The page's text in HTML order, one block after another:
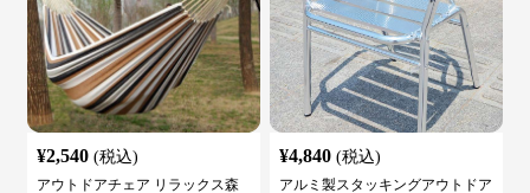
¥2,540 (税込)
アウトドアチェア リラックス森
¥4,840 (税込)
アルミ製スタッキングアウトドア